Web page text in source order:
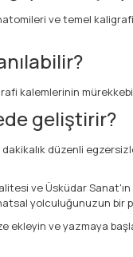
ve temel
kalemlerinin
geliştirir?
dakikalık düzenli
ve Üsküdar
yolculuğunuzun bir
ekleyin ve yazmaya